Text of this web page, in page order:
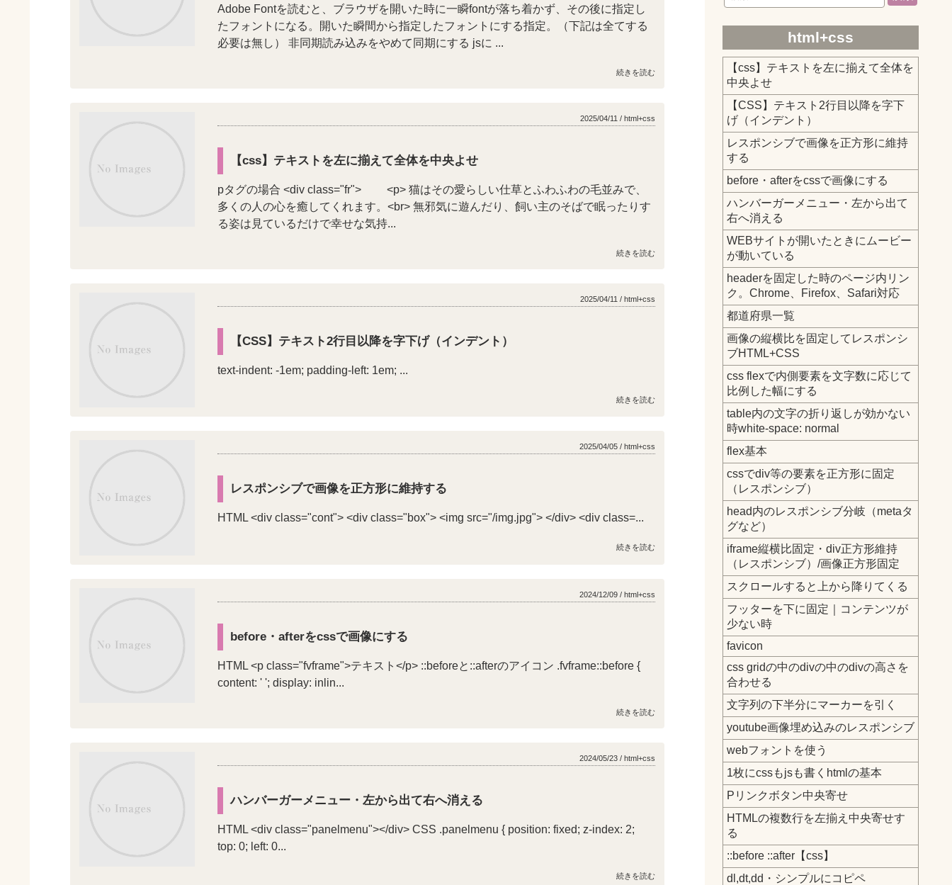
Adobe Fontを読むと、ブラウザを開いた時に一瞬fontが落ち着かず、その後に指定し
たフォントになる。開いた瞬間から指定したフォントにする指定。（下記は全てする
必要は無し） 非同期読み込みをやめて同期にする jsに ...
続きを読む
2025/04/11 / html+css
【css】テキストを左に揃えて全体を中央よせ
pタグの場合 <div class="fr"> <p> 猫はその愛らしい仕草とふわふわの毛並みで、
多くの人の心を癒してくれます。<br> 無邪気に遊んだり、飼い主のそばで眠ったりす
る姿は見ているだけで幸せな気持...
続きを読む
2025/04/11 / html+css
【CSS】テキスト2行目以降を字下げ（インデント）
text-indent: -1em; padding-left: 1em; ...
続きを読む
2025/04/05 / html+css
レスポンシブで画像を正方形に維持する
HTML <div class="cont"> <div class="box"> <img src="/img.jpg"> </div> <div class=...
続きを読む
2024/12/09 / html+css
before・afterをcssで画像にする
HTML <p class="fvframe">テキスト</p> ::beforeと::afterのアイコン .fvframe::before {
content: ' '; display: inlin...
続きを読む
2024/05/23 / html+css
ハンバーガーメニュー・左から出て右へ消える
HTML <div class="panelmenu"></div> CSS .panelmenu { position: fixed; z-index: 2;
top: 0; left: 0...
続きを読む
html+css
【css】テキストを左に揃えて全体を
中央よせ
【CSS】テキスト2行目以降を字下
げ（インデント）
レスポンシブで画像を正方形に維持
する
before・afterをcssで画像にする
ハンバーガーメニュー・左から出て
右へ消える
WEBサイトが開いたときにムービー
が動いている
headerを固定した時のページ内リン
ク。Chrome、Firefox、Safari対応
都道府県一覧
画像の縦横比を固定してレスポンシ
ブHTML+CSS
css flexで内側要素を文字数に応じて
比例した幅にする
table内の文字の折り返しが効かない
時white-space: normal
flex基本
cssでdiv等の要素を正方形に固定
（レスポンシブ）
head内のレスポンシブ分岐（metaタ
グなど）
iframe縦横比固定・div正方形維持
（レスポンシブ）/画像正方形固定
スクロールすると上から降りてくる
フッターを下に固定｜コンテンツが
少ない時
favicon
css gridの中のdivの中のdivの高さを
合わせる
文字列の下半分にマーカーを引く
youtube画像埋め込みのレスポンシブ
webフォントを使う
1枚にcssもjsも書くhtmlの基本
Pリンクボタン中央寄せ
HTMLの複数行を左揃え中央寄せす
る
::before ::after【css】
dl,dt,dd・シンプルにコピペ